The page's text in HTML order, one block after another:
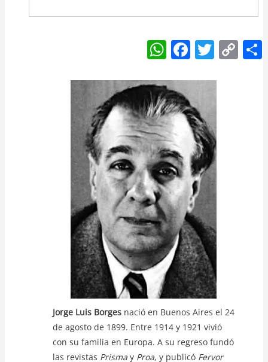
W
h
at
s
A
p
p
F
a
c
e
b
o
o
k
T
w
itt
er
C
o
Jorge Luis Borges nació en Buenos Aires el 24
de agosto de 1899. Entre 1914 y 1921 vivió
con su familia en Europa. A su regreso fundó
las revistas Prisma y Proa, y publicó Fervor